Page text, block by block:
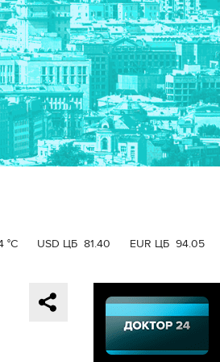
°C USD ЦБ 81.40 EUR ЦБ 94.05